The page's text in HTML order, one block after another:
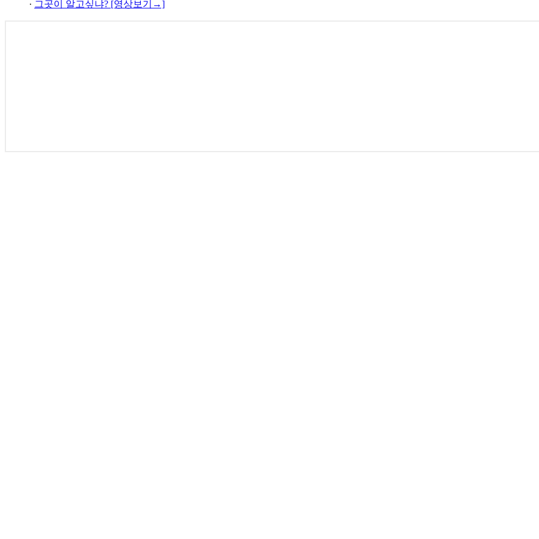
· 그곳이 알고싶냐? [영상보기→]